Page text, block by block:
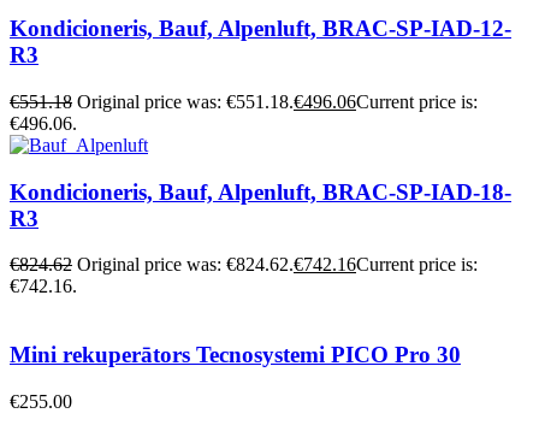
Kondicioneris, Bauf, Alpenluft, BRAC-SP-IAD-12-
R3
€551.18 Original price was: €551.18.€496.06Current price is:
€496.06.
Kondicioneris, Bauf, Alpenluft, BRAC-SP-IAD-18-
R3
€824.62 Original price was: €824.62.€742.16Current price is:
€742.16.
Mini rekuperātors Tecnosystemi PICO Pro 30
€255.00